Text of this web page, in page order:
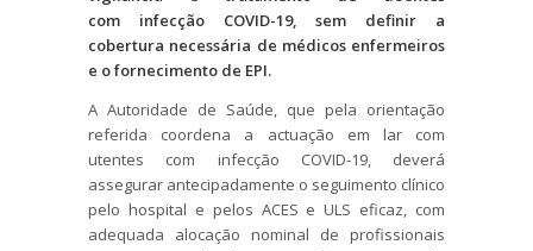
com infecção COVID-19, sem definir a
cobertura necessária de médicos enfermeiros
e o fornecimento de EPI.
A Autoridade de Saúde, que pela orientação
referida coordena a actuação em lar com
utentes com infecção COVID-19, deverá
assegurar antecipadamente o seguimento clínico
pelo hospital e pelos ACES e ULS eficaz, com
adequada alocação nominal de profissionais